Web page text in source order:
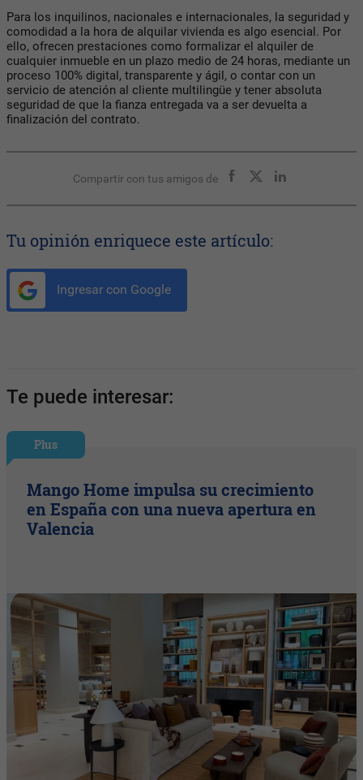
Para los inquilinos, nacionales e internacionales, la seguridad y
comodidad a la hora de alquilar vivienda es algo esencial. Por
ello, ofrecen prestaciones como formalizar el alquiler de
cualquier inmueble en un plazo medio de 24 horas, mediante un
proceso 100% digital, transparente y ágil, o contar con un
servicio de atención al cliente multilingüe y tener absoluta
seguridad de que la fianza entregada va a ser devuelta a
finalización del contrato.
Compartir con tus amigos de
Tu opinión enriquece este artículo:
Ingresar con Google
Te puede interesar:
Plus
Mango Home impulsa su crecimiento
en España con una nueva apertura en
Valencia